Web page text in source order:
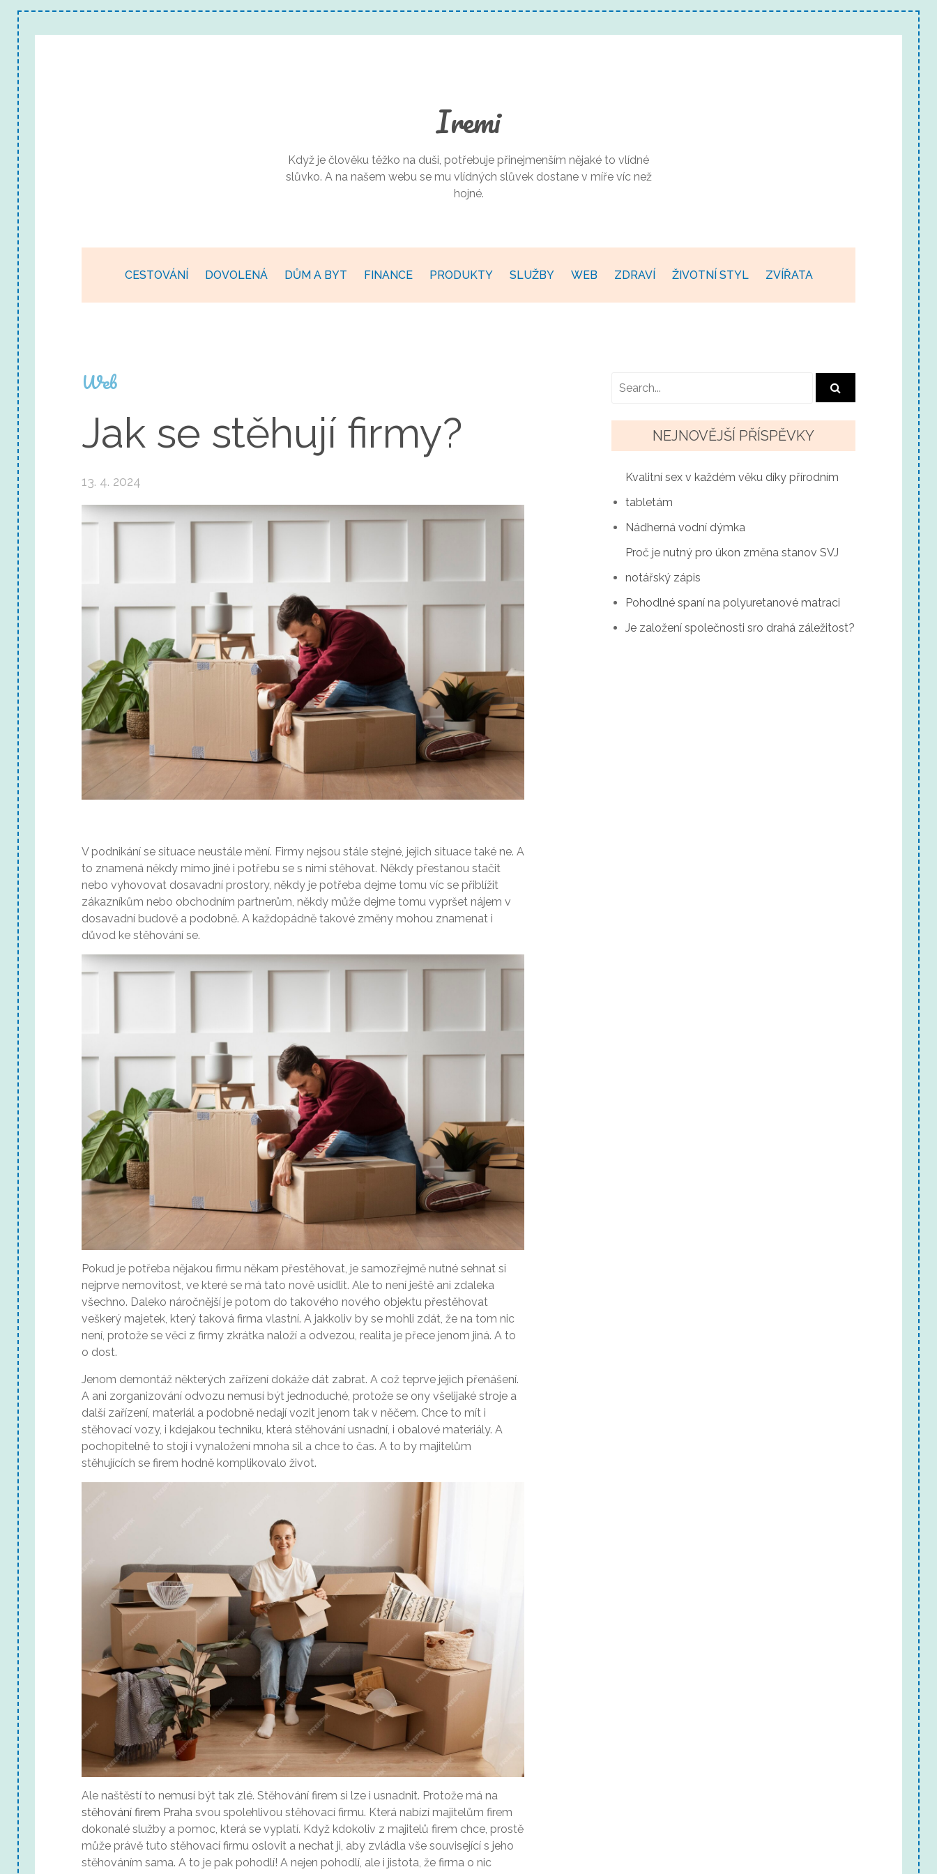
Iremi
Když je člověku těžko na duši, potřebuje přinejmenším nějaké to vlídné
slůvko. A na našem webu se mu vlídných slůvek dostane v míře víc než
hojné.
CESTOVÁNÍ DOVOLENÁ DŮM A BYT FINANCE PRODUKTY SLUŽBY WEB ZDRAVÍ ŽIVOTNÍ STYL ZVÍŘATA
Web
Jak se stěhují firmy?
13. 4. 2024
V podnikání se situace neustále mění. Firmy nejsou stále stejné, jejich situace také ne. A
to znamená někdy mimo jiné i potřebu se s nimi stěhovat. Někdy přestanou stačit
nebo vyhovovat dosavadní prostory, někdy je potřeba dejme tomu víc se přiblížit
zákazníkům nebo obchodním partnerům, někdy může dejme tomu vypršet nájem v
dosavadní budově a podobně. A každopádně takové změny mohou znamenat i
důvod ke stěhování se.
Pokud je potřeba nějakou firmu někam přestěhovat, je samozřejmě nutné sehnat si
nejprve nemovitost, ve které se má tato nově usídlit. Ale to není ještě ani zdaleka
všechno. Daleko náročnější je potom do takového nového objektu přestěhovat
veškerý majetek, který taková firma vlastní. A jakkoliv by se mohli zdát, že na tom nic
není, protože se věci z firmy zkrátka naloží a odvezou, realita je přece jenom jiná. A to
o dost.
Jenom demontáž některých zařízení dokáže dát zabrat. A což teprve jejich přenášení.
A ani zorganizování odvozu nemusí být jednoduché, protože se ony všelijaké stroje a
další zařízení, materiál a podobně nedají vozit jenom tak v něčem. Chce to mít i
stěhovací vozy, i kdejakou techniku, která stěhování usnadní, i obalové materiály. A
pochopitelně to stojí i vynaložení mnoha sil a chce to čas. A to by majitelům
stěhujících se firem hodně komplikovalo život.
Ale naštěstí to nemusí být tak zlé. Stěhování firem si lze i usnadnit. Protože má na
stěhování firem Praha svou spolehlivou stěhovací firmu. Která nabízí majitelům firem
dokonalé služby a pomoc, která se vyplatí. Když kdokoliv z majitelů firem chce, prostě
může právě tuto stěhovací firmu oslovit a nechat ji, aby zvládla vše související s jeho
stěhováním sama. A to je pak pohodlí! A nejen pohodlí, ale i jistota, že firma o nic
NEJNOVĚJŠÍ PŘÍSPĚVKY
Kvalitní sex v každém věku díky přírodním
tabletám
Nádherná vodní dýmka
Proč je nutný pro úkon změna stanov SVJ
notářský zápis
Pohodlné spaní na polyuretanové matraci
Je založení společnosti sro drahá záležitost?